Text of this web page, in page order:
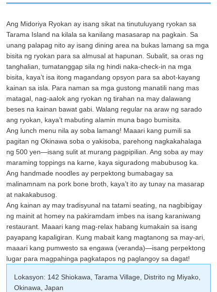
Ang Midoriya Ryokan ay isang sikat na tinutuluyang ryokan sa
Tarama Island na kilala sa kanilang masasarap na pagkain. Sa
unang palapag nito ay isang dining area na bukas lamang sa mga
bisita ng ryokan para sa almusal at hapunan. Subalit, sa oras ng
tanghalian, tumatanggap sila ng hindi naka-check-in na mga
bisita, kaya’t isa itong magandang opsyon para sa abot-kayang
kainan sa isla. Para naman sa mga gustong manatili nang mas
matagal, nag-aalok ang ryokan ng tirahan na may dalawang
beses na kainan bawat gabi. Walang regular na araw ng sarado
ang ryokan, kaya’t mabuting alamin muna bago bumisita.
Ang lunch menu nila ay soba lamang! Maaari kang pumili sa
pagitan ng Okinawa soba o yakisoba, parehong nagkakahalaga
ng 500 yen—isang sulit at murang pagpipilian. Ang soba ay may
maraming toppings na karne, kaya siguradong mabubusog ka.
Ang handmade noodles ay perpektong bumabagay sa
malinamnam na pork bone broth, kaya’t ito ay tunay na masarap
at nakakabusog.
Ang kainan ay may tradisyunal na tatami seating, na nagbibigay
ng mainit at homey na pakiramdam imbes na isang karaniwang
restaurant. Maaari kang mag-relax habang kumakain sa isang
payapang kapaligiran. Kung mabait kang magtanong sa may-ari,
maaari kang pumwesto sa engawa (veranda)—isang perpektong
lugar para magpahinga pagkatapos ng paglangoy sa dagat!
Lokasyon: 142 Shiokawa, Tarama Village, Distrito ng Miyako,
Okinawa, Japan